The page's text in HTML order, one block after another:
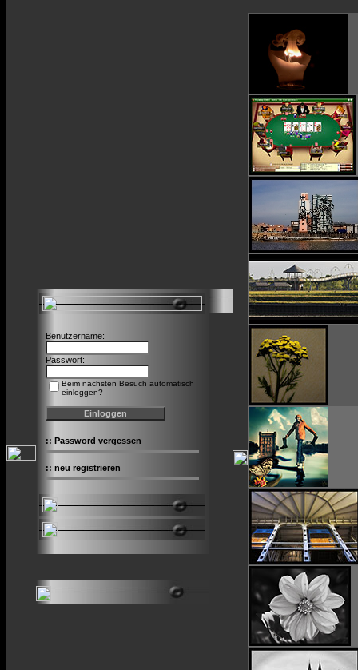
Benutzername:
Passwort:
Beim nächsten Besuch automatisch
einloggen?
:: Password vergessen
:: neu registrieren